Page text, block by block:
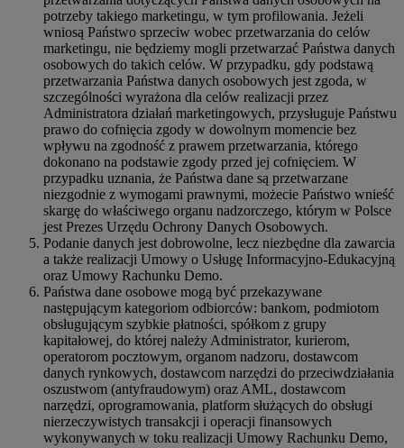
potrzeby takiego marketingu, w tym profilowania. Jeżeli
wniosą Państwo sprzeciw wobec przetwarzania do celów
marketingu, nie będziemy mogli przetwarzać Państwa danych
osobowych do takich celów. W przypadku, gdy podstawą
przetwarzania Państwa danych osobowych jest zgoda, w
szczególności wyrażona dla celów realizacji przez
Administratora działań marketingowych, przysługuje Państwu
prawo do cofnięcia zgody w dowolnym momencie bez
wpływu na zgodność z prawem przetwarzania, którego
dokonano na podstawie zgody przed jej cofnięciem. W
przypadku uznania, że Państwa dane są przetwarzane
niezgodnie z wymogami prawnymi, możecie Państwo wnieść
skargę do właściwego organu nadzorczego, którym w Polsce
jest Prezes Urzędu Ochrony Danych Osobowych.
Podanie danych jest dobrowolne, lecz niezbędne dla zawarcia
a także realizacji Umowy o Usługę Informacyjno-Edukacyjną
oraz Umowy Rachunku Demo.
Państwa dane osobowe mogą być przekazywane
następującym kategoriom odbiorców: bankom, podmiotom
obsługującym szybkie płatności, spółkom z grupy
kapitałowej, do której należy Administrator, kurierom,
operatorom pocztowym, organom nadzoru, dostawcom
danych rynkowych, dostawcom narzędzi do przeciwdziałania
oszustwom (antyfraudowym) oraz AML, dostawcom
narzędzi, oprogramowania, platform służących do obsługi
nierzeczywistych transakcji i operacji finansowych
wykonywanych w toku realizacji Umowy Rachunku Demo,